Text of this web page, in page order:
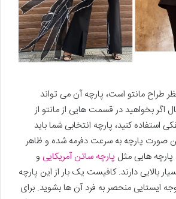
طراح مانتو است، پارچه آن می تواند
اگر بخواهید در قسمت هایی از مانتو از
استفاده کنید، پارچه انتخابی شما باید
صورت پارچه به سرعت دفرمه شده و ظاهر
هایی مثل پارچه ساتن آمریکایی و
بالایی دارند. کافیست یک بار از این پارچه
ایستایی منحصر به فرد آن ها بشوید. برای